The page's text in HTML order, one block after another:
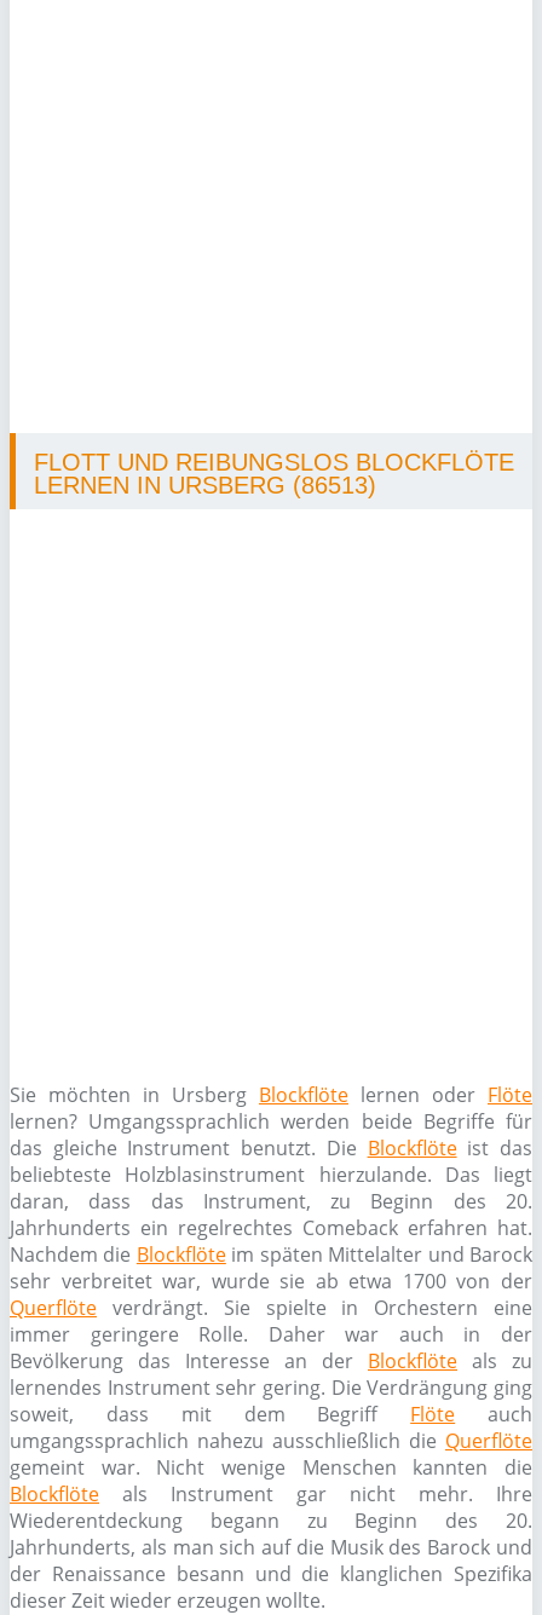
FLOTT UND REIBUNGSLOS BLOCKFLÖTE
LERNEN IN URSBERG (86513)
Sie möchten in Ursberg Blockflöte lernen oder Flöte
lernen? Umgangssprachlich werden beide Begriffe für
das gleiche Instrument benutzt. Die Blockflöteist das
beliebteste Holzblasinstrument hierzulande. Das liegt
daran, dass das Instrument, zu Beginn des 20.
Jahrhunderts ein regelrechtes Comeback erfahren hat.
Nachdem die Blockflöteim späten Mittelalter und Barock
sehr verbreitet war, wurde sie ab etwa 1700 von der
Querflöte verdrängt. Sie spielte in Orchestern eine
immer geringere Rolle. Daher war auch in der
Bevölkerung das Interesse an der Blockflöte als zu
lernendes Instrument sehr gering. Die Verdrängung ging
soweit, dass mit dem Begriff Flöte auch
umgangssprachlich nahezu ausschließlich die Querflöte
gemeint war. Nicht wenige Menschen kannten die
Blockflöte als Instrument gar nicht mehr. Ihre
Wiederentdeckung begann zu Beginn des 20.
Jahrhunderts, als man sich auf die Musik des Barock und
der Renaissance besann und die klanglichen Spezifika
dieser Zeit wieder erzeugen wollte.